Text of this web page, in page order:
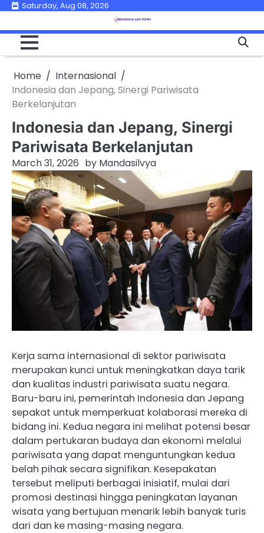
Skip
content
Saturday, Aug 08, 2026
Home
Internasional
Indonesia dan Jepang, Sinergi Pariwisata
Berkelanjutan
Indonesia dan Jepang, Sinergi
Pariwisata Berkelanjutan
March 31, 2026 by Mandasilvya
Kerja sama internasional di sektor pariwisata
merupakan kunci untuk meningkatkan daya tarik
dan kualitas industri pariwisata suatu negara.
Baru-baru ini, pemerintah Indonesia dan Jepang
sepakat untuk memperkuat kolaborasi mereka di
bidang ini. Kedua negara ini melihat potensi besar
dalam pertukaran budaya dan ekonomi melalui
pariwisata yang dapat menguntungkan kedua
belah pihak secara signifikan. Kesepakatan
tersebut meliputi berbagai inisiatif, mulai dari
promosi destinasi hingga peningkatan layanan
wisata yang bertujuan menarik lebih banyak turis
dari dan ke masing-masing negara.